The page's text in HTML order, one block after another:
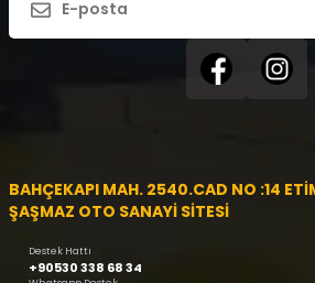
BAHÇEKAPI MAH. 2540.CAD NO :14
ŞAŞMAZ OTO SANAYİ SİTESİ
Destek Hattı
+90530 338 68 34